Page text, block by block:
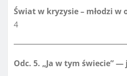
Świat w kryzysie – młodzi w
4
Odc. 5. „Ja w tym świecie”